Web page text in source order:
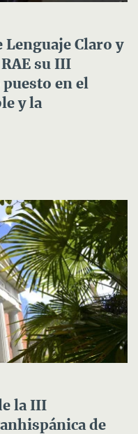
Lenguaje Claro y
su III
en el
y la
la III
de